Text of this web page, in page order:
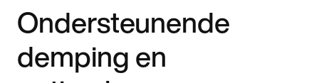
Ondersteunende
demping en